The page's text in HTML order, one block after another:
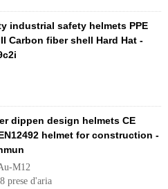
industrial safety helmets PPE
Carbon fiber shell Hard Hat -
dippen design helmets CE
helmet for construction -
M12
prese d'aria